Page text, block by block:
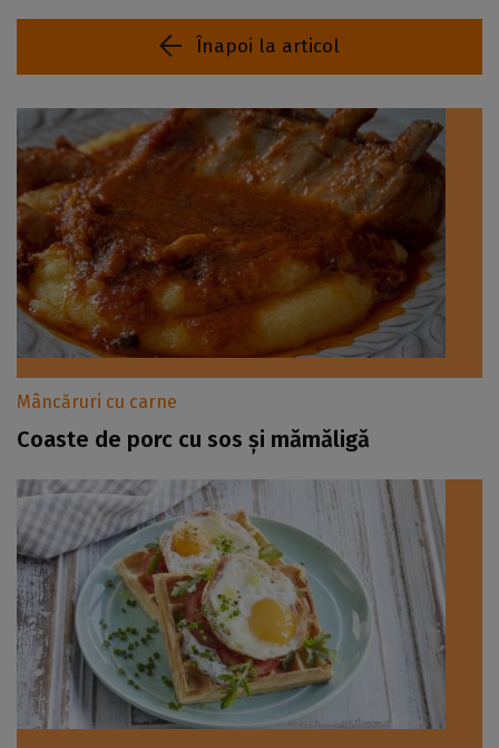
Înapoi la articol
Mâncăruri cu carne
Coaste de porc cu sos și mămăligă